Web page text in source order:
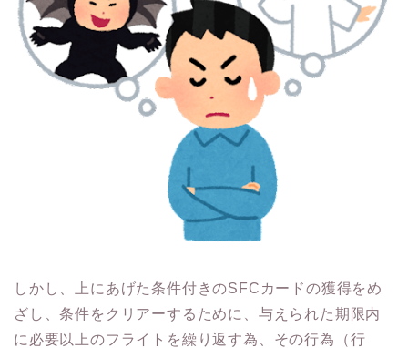
しかし、上にあげた条件付きのSFCカードの獲得をめ
ざし、条件をクリアーするために、与えられた期限内
に必要以上のフライトを繰り返す為、その行為（行